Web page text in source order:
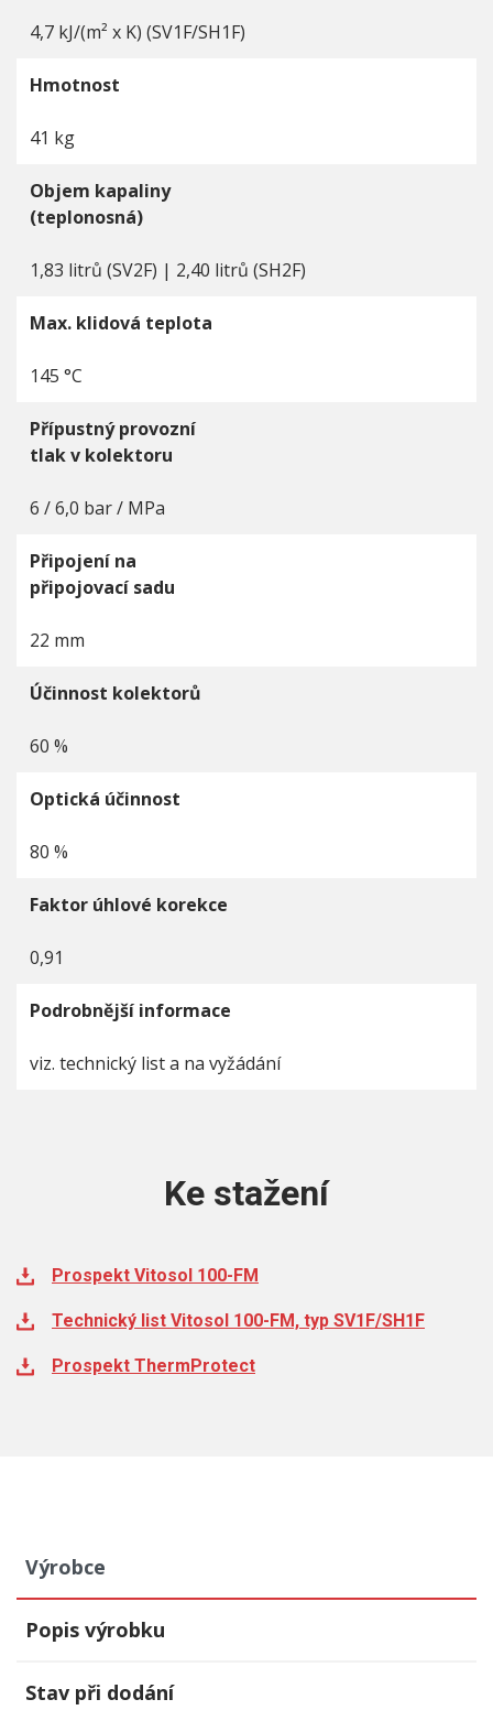
4,7 kJ/(m² x K) (SV1F/SH1F)
Hmotnost
41 kg
Objem kapaliny
(teplonosná)
1,83 litrů (SV2F) | 2,40 litrů (SH2F)
Max. klidová teplota
145 °C
Přípustný provozní
tlak v kolektoru
6 / 6,0 bar / MPa
Připojení na
připojovací sadu
22 mm
Účinnost kolektorů
60 %
Optická účinnost
80 %
Faktor úhlové korekce
0,91
Podrobnější informace
viz. technický list a na vyžádání
Ke stažení
Prospekt Vitosol 100-FM
Technický list Vitosol 100-FM, typ SV1F/SH1F
Prospekt ThermProtect
Výrobce
Popis výrobku
Stav při dodání